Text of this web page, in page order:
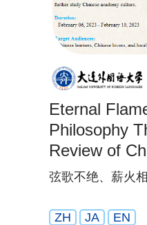
Eternal
Philosophy
Review of
Culture
弦歌不绝、薪火
ZH JA EN